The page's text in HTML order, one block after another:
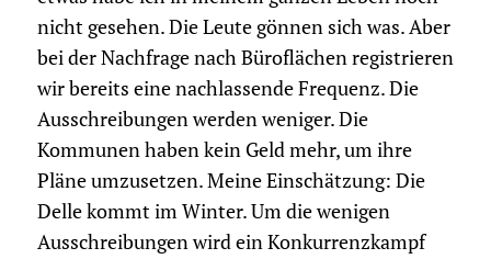
nicht gesehen. Die Leute gönnen sich was. Aber
bei der Nachfrage nach Büroflächen registrieren
wir bereits eine nachlassende Frequenz. Die
Ausschreibungen werden weniger. Die
Kommunen haben kein Geld mehr, um ihre
Pläne umzusetzen. Meine Einschätzung: Die
Delle kommt im Winter. Um die wenigen
Ausschreibungen wird ein Konkurrenzkampf